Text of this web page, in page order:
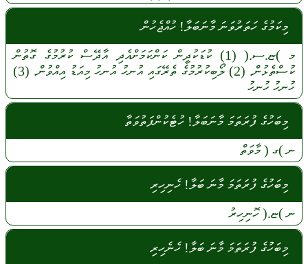
މިކަމުގެ ހަތަރުވަނަ މާނަބަލާ! ހުއްޖެހުން
މ )ޏ.ސ.( (1) ކުޑަކުދީންކަންކަމަށްއެދިއާދޭސްކުރުމުގެގޮތުން
ކުސްތެޅުން. (2) ލޯބިކުރުމުގެތެރޭގައިއުނހު އުނހު މިއަޑު އިއްވުން. (3)
ހުނހު ހުނހު
މިބަހުގެ ފުރަތަމަ މާނަބަލާ! ހުޓެކުންފަތުވަތާ
ނ)ގ (މާވަތް
މިބަހުގެ ފުރަތަމަ މާނަ ބަލާ! ހެނިހިރި
ނ)ޏ.(ހޮނިހިރު
މިބަހުގެ ފުރަތަމަ މާނަ ބަލާ! ހެނެހިރި